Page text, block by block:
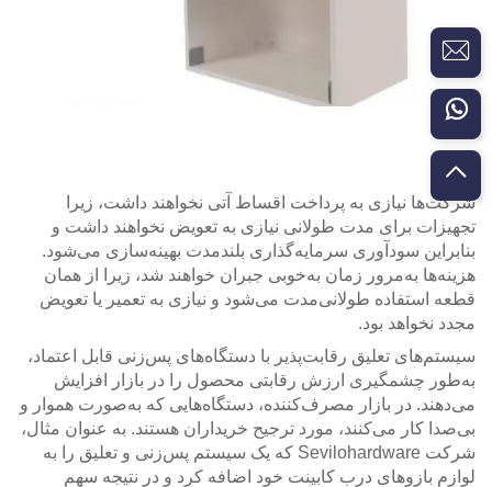
شرکت‌ها نیازی به پرداخت اقساط آتی نخواهند داشت، زیرا
تجهیزات برای مدت طولانی نیازی به تعویض نخواهند داشت و
بنابراین سودآوری سرمایه‌گذاری بلندمدت بهینه‌سازی می‌شود.
هزینه‌ها به‌مرور زمان به‌خوبی جبران خواهند شد، زیرا از همان
قطعه استفاده طولانی‌مدت می‌شود و نیازی به تعمیر یا تعویض
مجدد نخواهد بود.
سیستم‌های تعلیق رقابت‌پذیر با دستگاه‌های پس‌زنی قابل اعتماد،
به‌طور چشمگیری ارزش رقابتی محصول را در بازار افزایش
می‌دهند. در بازار مصرف‌کننده، دستگاه‌هایی که به‌صورت هموار و
بی‌صدا کار می‌کنند، مورد ترجیح خریداران هستند. به عنوان مثال،
شرکت Sevilohardware که یک سیستم پس‌زنی و تعلیق را به
لوازم بازوهای درب کابینت خود اضافه کرد و در نتیجه سهم